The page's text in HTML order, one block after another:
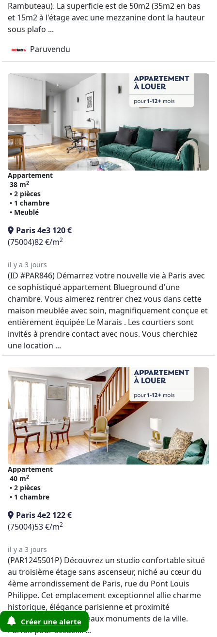
Rambuteau). La superficie est de 50m2 (35m2 en bas
et 15m2 à l'étage avec une mezzanine dont la hauteur
sous plafo ...
Paruvendu
Appartement
38 m2
• 2 pièces
• 1 chambre
• Meublé
Paris 4e3 120 €
(75004)82 €/m2
il y a 3 jours
(ID #PAR846) Démarrez votre nouvelle vie à Paris avec
ce sophistiqué appartement Blueground d'une
chambre. Vous aimerez rentrer chez vous dans cette
maison meublée avec soin, magnifiquement conçue et
entièrement équipée Le Marais . Les courtiers sont
invités à prendre contact avec nous. Vous cherchiez
une location ...
Appartement
40 m2
• 2 pièces
• 1 chambre
Paris 4e2 122 €
(75004)53 €/m2
il y a 3 jours
(PAR1245501P) Découvrez un studio confortable situé
au troisième étage sans ascenseur, niché au cœur du
4ème arrondissement de Paris, rue du Pont Louis
Philippe. Cet emplacement exceptionnel allie charme
historique, élégance parisienne et proximité
immédiate des plus beaux monuments de la ville.
Parfait pour accueilli ...
Créer une alerte